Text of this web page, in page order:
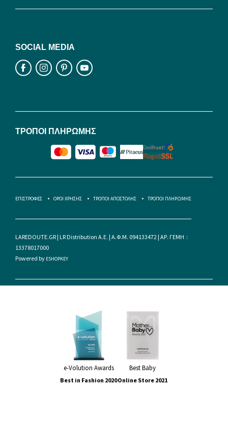
ΤΡΟΠΟΙ ΠΛΗΡΩΜΗΣ
SOCIAL MEDIA
ΕΠΙΣΤΡΟΦΕΣ ΟΡΟΙ ΧΡΗΣΗΣ ΤΡΟΠΟΙ ΑΠΟΣΤΟΛΗΣ ΤΡΟΠΟΙ ΠΛΗΡΩΜΗΣ
LAREDOUTE.GR | LR Distribution A.E. | Α.Φ.Μ. 094133472 | ΑΡ. ΓΕΜΗ :
13378017000
Powered by ESHOPKEY
e-Volution Awards
Best in Fashion 2020
Best Baby
Online Store 2021